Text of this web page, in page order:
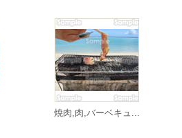
焼肉,肉,バーベキュ...